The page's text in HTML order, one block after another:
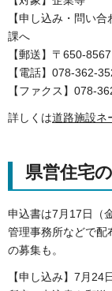
【申し込み・問い
課へ
【郵送】〒650-
【電話】078-362-
【ファクス】078-
詳しくは道路施設ネ
県営住宅
申込書は7月17日（
管理事務所などで配
の募集も。
【申し込み】7月24